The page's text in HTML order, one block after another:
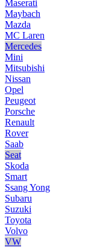
Maserati
Maybach
Mazda
MC Laren
Mercedes
Mini
Mitsubishi
Nissan
Opel
Peugeot
Porsche
Renault
Rover
Saab
Seat
Skoda
Smart
Ssang Yong
Subaru
Suzuki
Toyota
Volvo
VW